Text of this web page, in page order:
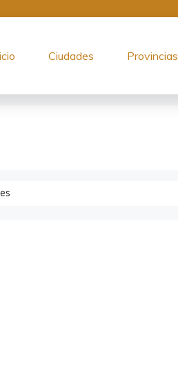
Ciudades Provincias